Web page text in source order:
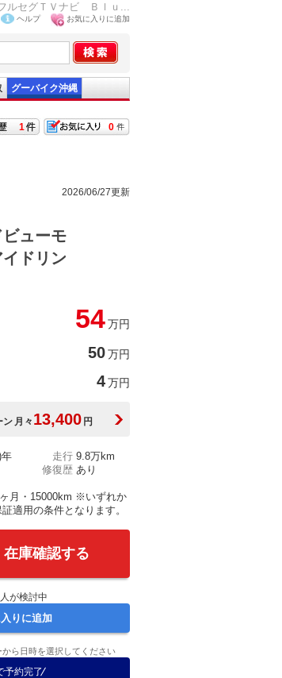
ルセグＴＶナビ Ｂｌｕ...
ヘルプ お気に入りに追加
グーバイク沖縄
0
1
2026/06/27更新
ューモ
ドリン
54万円
50万円
4万円
ン 月々 13,400 円
走行 9.8万km
修復歴 あり
月・15000km ※いずれか
適用の条件となります。
庫確認する
人が検討中
りに追加
ら日時を選択してください
予約完了